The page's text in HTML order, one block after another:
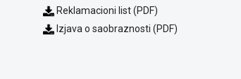
Reklamacioni list (PDF)
Izjava o saobraznosti (PDF)